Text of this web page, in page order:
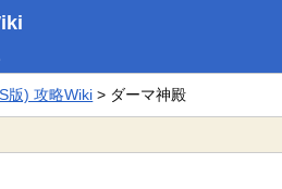
版) 攻略Wiki > ダーマ神殿